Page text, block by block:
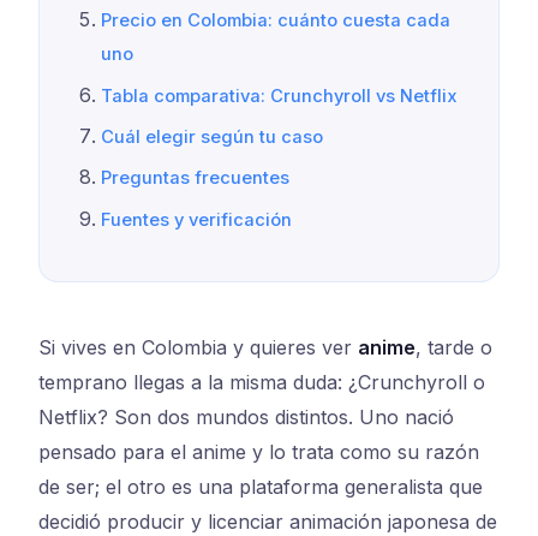
Precio en Colombia: cuánto cuesta cada
uno
Tabla comparativa: Crunchyroll vs Netflix
Cuál elegir según tu caso
Preguntas frecuentes
Fuentes y verificación
Si vives en Colombia y quieres ver anime, tarde o
temprano llegas a la misma duda: ¿Crunchyroll o
Netflix? Son dos mundos distintos. Uno nació
pensado para el anime y lo trata como su razón
de ser; el otro es una plataforma generalista que
decidió producir y licenciar animación japonesa de